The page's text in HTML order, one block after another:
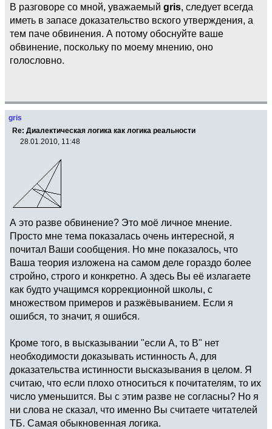
В разговоре со мной, уважаемый gris, следует всегда
иметь в запасе доказательство вского утверждения, а
тем паче обвинения. А потому обоснуйте ваше
обвинение, поскольку по моему мнению, оно
голословно.
gris
Re: Диалектическая логика как логика реальности
28.01.2010, 11:48
А это разве обвинение? Это моё личное мнение.
Просто мне тема показалась очень интересной, я
почитал Ваши сообщения. Но мне показалось, что
Ваша теория изложена на самом деле гораздо более
стройно, строго и конкретно. А здесь Вы её излагаете
как будто учащимся коррекционной школы, с
множеством примеров и разжёвыванием. Если я
ошибся, то значит, я ошибся.
Кроме того, в высказывании "если А, то В" нет
необходимости доказывать истинность А, для
доказательства истинности высказывания в целом. Я
считаю, что если плохо относиться к почитателям, то их
число уменьшится. Вы с этим разве не согласны? Но я
ни слова не сказал, что именно Вы считаете читателей
ТБ. Самая обыкновенная логика.